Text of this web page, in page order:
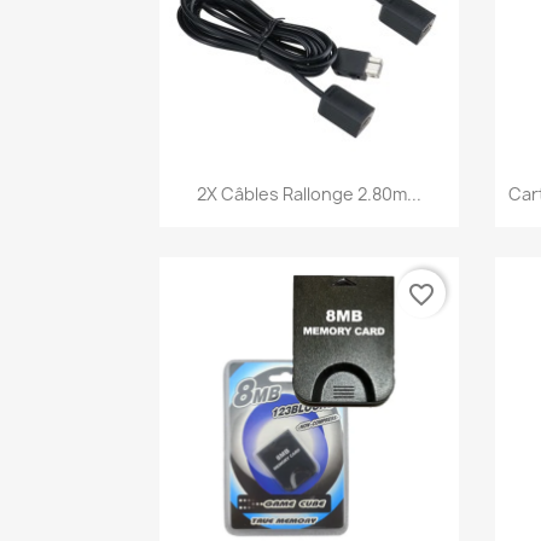
Aperçu rapide
2X Câbles Rallonge 2.80m...
favorite_border